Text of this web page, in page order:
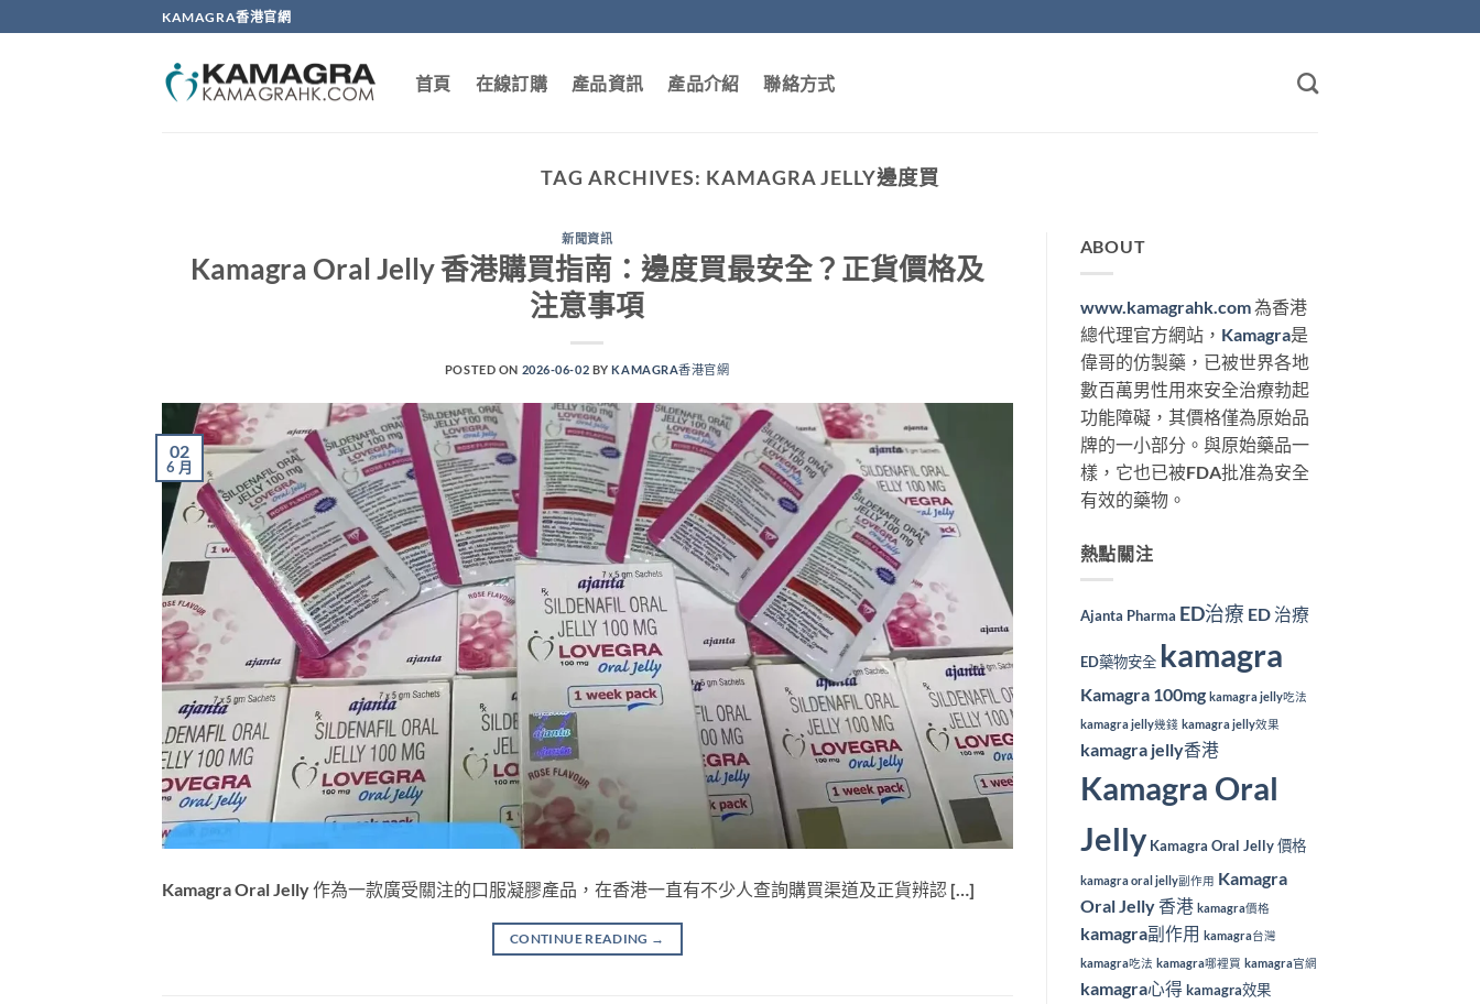
to
KAMAGRA香港官網
首頁 在線訂購 產品資訊 產品介紹 聯絡方式
TAG ARCHIVES: KAMAGRA JELLY邊度買
新聞資訊
Kamagra Oral Jelly 香港購買指南：邊度買最安全？正貨價格及
注意事項
POSTED ON 2026-06-02 BYKAMAGRA香港官網
02
6 月
Kamagra Oral Jelly 作為一款廣受關注的口服凝膠產品，在香港一直有不少人查詢購買渠道及正貨辨認 […]
CONTINUE READING →
ABOUT
www.kamagrahk.com為香港
總代理官方網站， Kamagra是
偉哥的仿製藥，已被世界各地
數百萬男性用來安全治療勃起
功能障礙，其價格僅為原始品
牌的一小部分。與原始藥品一
樣，它也已被FDA批准為安全
有效的藥物。
熱點關注
Ajanta Pharma ED治療 ED 治療
ED藥物安全 kamagra
Kamagra 100mg kamagra jelly吃法
kamagra jelly幾錢 kamagra jelly效果
kamagra jelly香港
Kamagra Oral
Jelly Kamagra Oral Jelly 價格
kamagra oral jelly副作用 Kamagra
Oral Jelly 香港 kamagra價格
kamagra副作用
kamagra台灣
kamagra吃法 kamagra哪裡買 kamagra官網
kamagra心得 kamagra效果